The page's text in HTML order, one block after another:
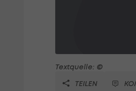
Textquelle: ©
TEILEN